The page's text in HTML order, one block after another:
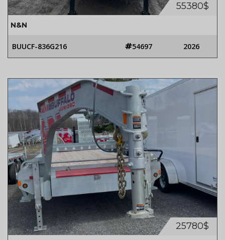
55380$
N&N
BUUCF-836G216 54697 2026
25780$